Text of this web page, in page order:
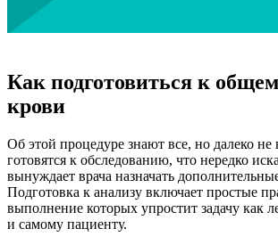
Как подготовиться к
крови
Об этой процедуре знают все, но далеко не
готовятся к обследованию, что нередко
вынуждает врача назначать
Подготовка к анализу включает простые
выполнение которых упростит задачу как
и самому пациенту.